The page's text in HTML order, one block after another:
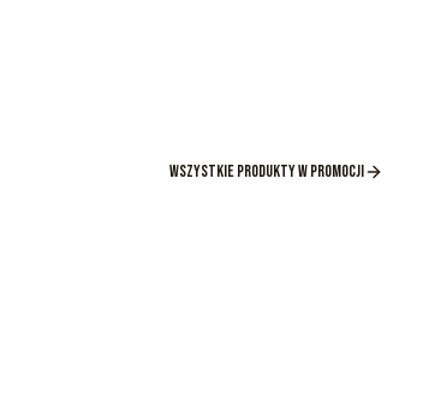
Wszystkie produkty w promocji